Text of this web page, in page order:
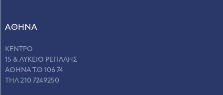
ΑΘΗΝΑ
ΚΕΝΤΡΟ
15 & ΛΥΚΕΙΟ ΡΕΓΙΛΛΗΣ
ΑΘΗΝΑ Τ.Θ 106 74
ΤΗΛ 210 7249250